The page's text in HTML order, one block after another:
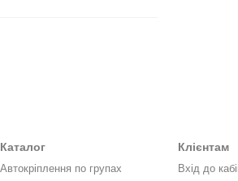
Каталог
Автокріплення по групах
Клієнтам
Вхід до